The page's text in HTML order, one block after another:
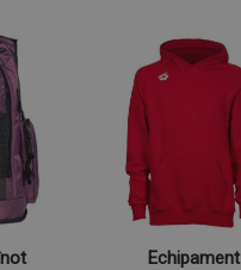
Echipament